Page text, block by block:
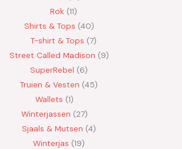
Rok 11
Shirts & Tops 40
T-shirt & Tops 7
Street Called Madison 9
SuperRebel
6
Truien & Vesten 45
Wallets 1
Winterjassen
27
Sjaals & Mutsen 4
Winterjas 19